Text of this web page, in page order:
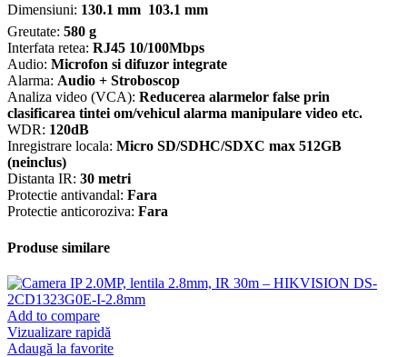
Dimensiuni: 130.1 mm  103.1 mm
Greutate: 580 g
Interfata retea: RJ45 10/100Mbps
Audio: Microfon si difuzor integrate
Alarma: Audio + Stroboscop
Analiza video (VCA): Reducerea alarmelor false prin
clasificarea tintei om/vehicul alarma manipulare video etc.
WDR: 120dB
Inregistrare locala: Micro SD/SDHC/SDXC max 512GB
(neinclus)
Distanta IR: 30 metri
Protectie antivandal: Fara
Protectie anticoroziva: Fara
Produse similare
Add to compare
Vizualizare rapidă
Adaugă la favorite